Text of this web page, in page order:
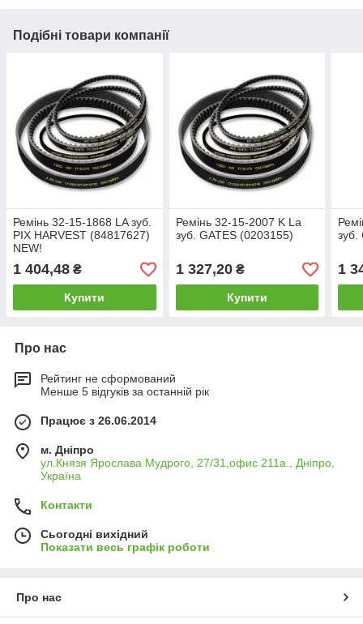
Подібні товари компанії
Ремінь 32-15-1868 LA зуб.
PIX HARVEST (84817627)
NEW!
1 404,48 ₴
Купити
Ремінь 32-15-2007 K La
зуб. GATES (0203155)
1 327,20₴
Купити
зуб.
1
Про нас
Рейтинг не сформований
Менше 5 відгуків за останній рік
Працює з 26.06.2014
м. Дніпро
ул.Князя Ярослава Мудрого, 27/31,офис 211а., Дніпро,
Україна
Контакти
Сьогодні вихідний
Показати весь графік роботи
Про нас